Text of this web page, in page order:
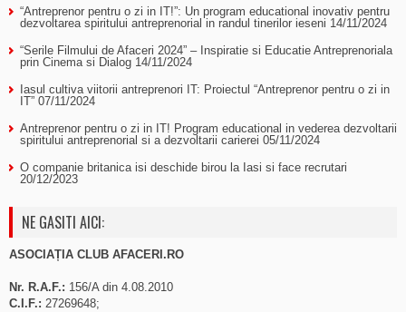
“Antreprenor pentru o zi in IT!”: Un program educational inovativ pentru
dezvoltarea spiritului antreprenorial in randul tinerilor ieseni 14/11/2024
“Serile Filmului de Afaceri 2024” – Inspiratie si Educatie Antreprenoriala
prin Cinema si Dialog 14/11/2024
Iasul cultiva viitorii antreprenori IT: Proiectul “Antreprenor pentru o zi in
IT” 07/11/2024
Antreprenor pentru o zi in IT! Program educational in vederea dezvoltarii
spiritului antreprenorial si a dezvoltarii carierei 05/11/2024
O companie britanica isi deschide birou la Iasi si face recrutari
20/12/2023
NE GASITI AICI:
ASOCIAȚIA CLUB AFACERI.RO
Nr. R.A.F.: 156/A din 4.08.2010
C.I.F.: 27269648;